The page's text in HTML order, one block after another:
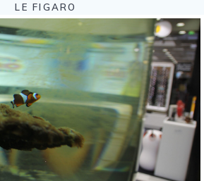
LE FIGARO